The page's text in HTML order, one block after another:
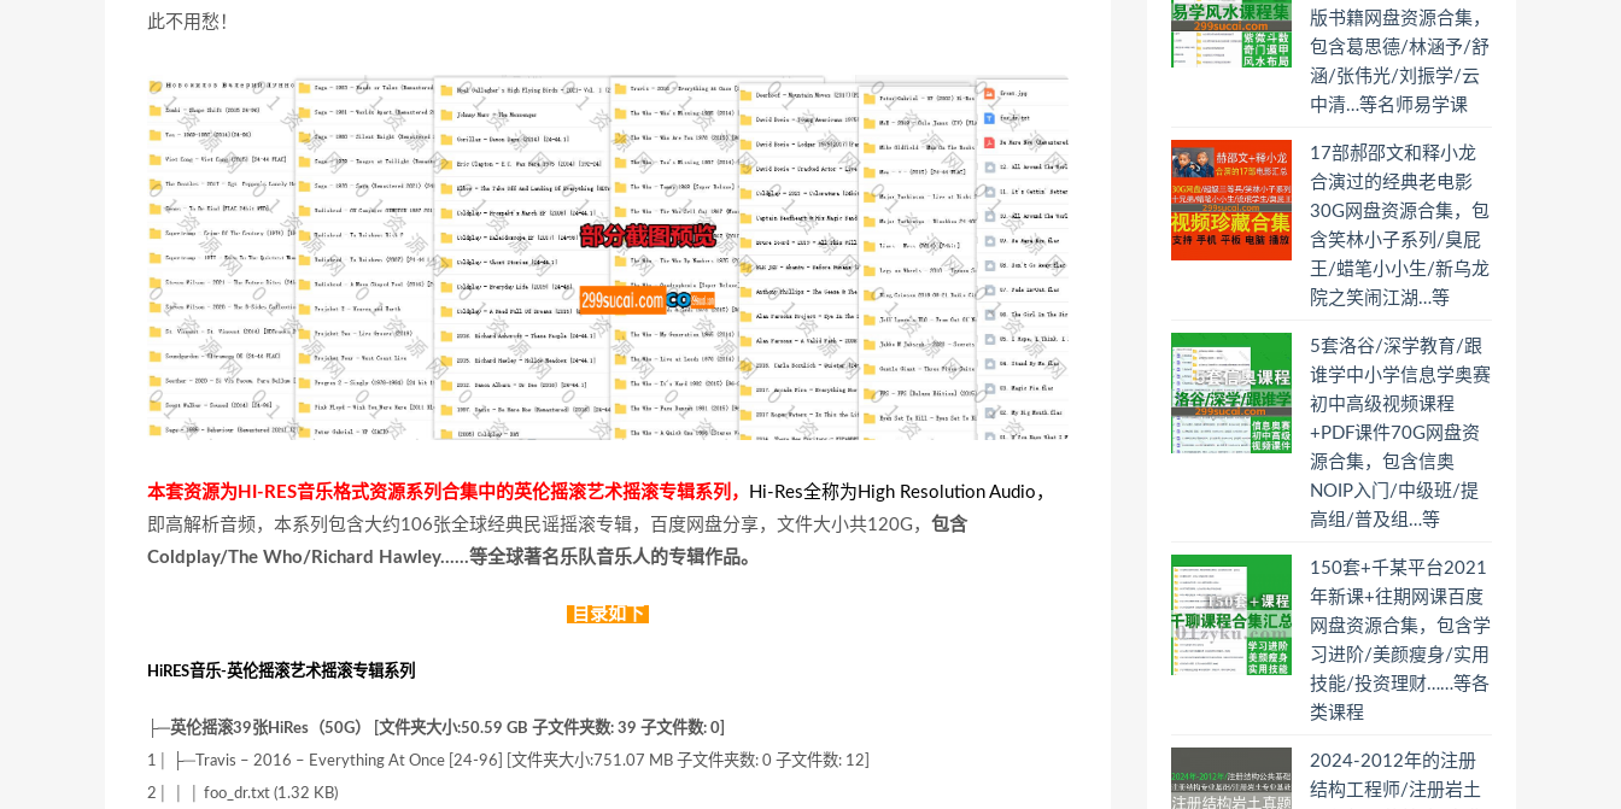
此不用愁！
本套资源为HI-RES音乐格式资源系列合集中的英伦摇滚艺术摇滚专辑系列， Hi-Res全称为High Resolution Audio ，
即高解析音频，本系列包含大约106张全球经典民谣摇滚专辑，百度网盘分享，文件大小共120G， 包含
Coldplay/The Who/Richard Hawley……等全球著名乐队音乐人的专辑作品。
目录如下
HiRES音乐-英伦摇滚艺术摇滚专辑系列
├─英伦摇滚39张HiRes（50G） [文件夹大小:50.59 GB 子文件夹数: 39 子文件数: 0]
1│ ├─Travis – 2016 – Everything At Once [24-96] [文件夹大小:751.07 MB 子文件夹数: 0 子文件数: 12]
2│ │ │ foo_dr.txt (1.32 KB)
版书籍网盘资源合集，
包含葛思德/林涵予/舒
涵/张伟光/刘振学/云
中清…等名师易学课
17部郝邵文和释小龙
合演过的经典老电影
30G网盘资源合集，包
含笑林小子系列/臭屁
王/蜡笔小小生/新乌龙
院之笑闹江湖…等
5套洛谷/深学教育/跟
谁学中小学信息学奥赛
初中高级视频课程
+PDF课件70G网盘资
源合集，包含信奥
NOIP入门/中级班/提
高组/普及组…等
150套+千某平台2021
年新课+往期网课百度
网盘资源合集，包含学
习进阶/美颜瘦身/实用
技能/投资理财……等各
类课程
2024-2012年的注册
结构工程师/注册岩土